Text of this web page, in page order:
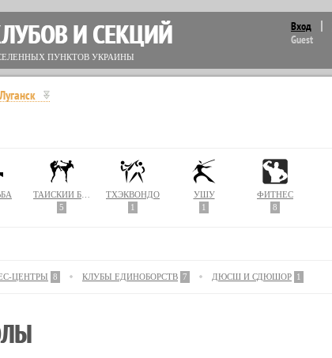
Вход
Guest
И СЕКЦИЙ
ПУНКТОВ УКРАИНЫ
Луганск
5
ТХЭКВОНДО
1
УШУ
1
ФИТНЕС
8
ЦЕНТРЫ 8 КЛУБЫ ЕДИНОБОРСТВ 7 ДЮСШ И СДЮШОР 1